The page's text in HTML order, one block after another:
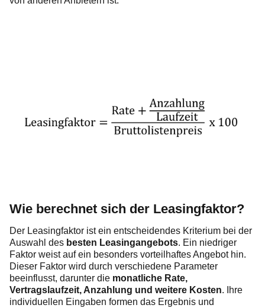
Wie berechnet sich der Leasingfaktor?
Der Leasingfaktor ist ein entscheidendes Kriterium bei der
Auswahl des besten Leasingangebots. Ein niedriger
Faktor weist auf ein besonders vorteilhaftes Angebot hin.
Dieser Faktor wird durch verschiedene Parameter
beeinflusst, darunter die monatliche Rate,
Vertragslaufzeit, Anzahlung und weitere Kosten. Ihre
individuellen Eingaben formen das Ergebnis und